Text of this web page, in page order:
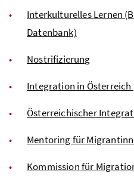
Interkulturelles Lernen
Datenbank)
Nostrifizierung
Integration in Österreich
Österreichischer
Mentoring für
Kommission für